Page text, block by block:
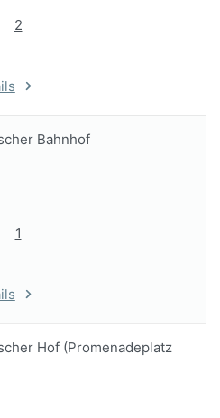
2
Bahnhof
1
Hof (Promenadeplatz